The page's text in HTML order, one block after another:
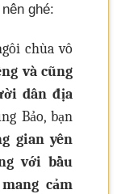
ghé:
chùa vô
và cũng
dân địa
Bảo, bạn
gian yên
với bầu
cảm